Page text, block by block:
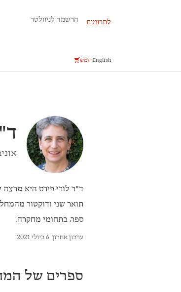
לתרומות הרשמה לניוזלטר
Englishחומש
ד"ר לורי פירס היא מרצה
תואר שני ודוקטור
ספר, בתחומי מחקרה.
עדכון אחרון 6 ביולי 2021
ספרים של